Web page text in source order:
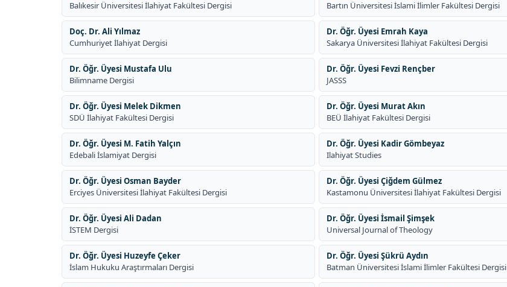
Balıkesir Üniversitesi İlahiyat Fakültesi Dergisi
Bartın Üniversitesi İslami İlimler Fakültesi Dergisi
Doç. Dr. Ali Yılmaz
Cumhuriyet İlahiyat Dergisi
Dr. Öğr. Üyesi Emrah Kaya
Sakarya Üniversitesi İlahiyat Fakültesi Dergisi
Dr. Öğr. Üyesi Mustafa Ulu
Bilimname Dergisi
Dr. Öğr. Üyesi Fevzi Rençber
JASSS
Dr. Öğr. Üyesi Melek Dikmen
SDÜ İlahiyat Fakültesi Dergisi
Dr. Öğr. Üyesi Murat Akın
BEÜ İlahiyat Fakültesi Dergisi
Dr. Öğr. Üyesi M. Fatih Yalçın
Edebali İslamiyat Dergisi
Dr. Öğr. Üyesi Kadir Gömbeyaz
Ilahiyat Studies
Dr. Öğr. Üyesi Osman Bayder
Erciyes Üniversitesi İlahiyat Fakültesi Dergisi
Dr. Öğr. Üyesi Çiğdem Gülmez
Kastamonu Üniversitesi İlahiyat Fakültesi Dergisi
Dr. Öğr. Üyesi Ali Dadan
İSTEM Dergisi
Dr. Öğr. Üyesi İsmail Şimşek
Universal Journal of Theology
Dr. Öğr. Üyesi Huzeyfe Çeker
İslam Hukuku Araştırmaları Dergisi
Dr. Öğr. Üyesi Şükrü Aydın
Batman Üniversitesi İslami İlimler Fakültesi Dergisi